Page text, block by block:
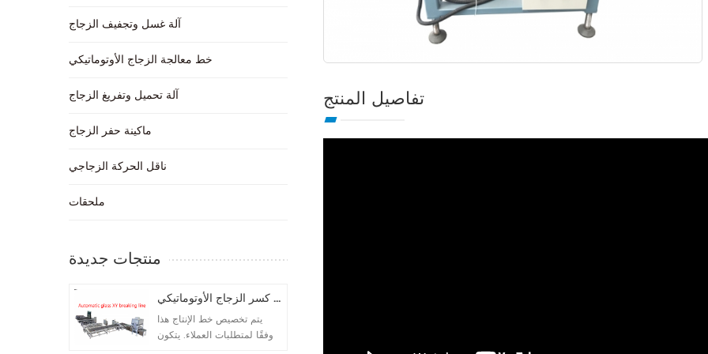
آلة غسل وتجفيف الزجاج
خط معالجة الزجاج الأوتوماتيكي
آلة تحميل وتفريغ الزجاج
ماكينة حفر الزجاج
ناقل الحركة الزجاجي
ملحقات
منتجات جديدة
خط كسر الزجاج الأوتوماتيكي
يتم تخصيص خط الإنتاج هذا
وفقًا لمتطلبات العملاء. يتكون
تفاصيل المنتج